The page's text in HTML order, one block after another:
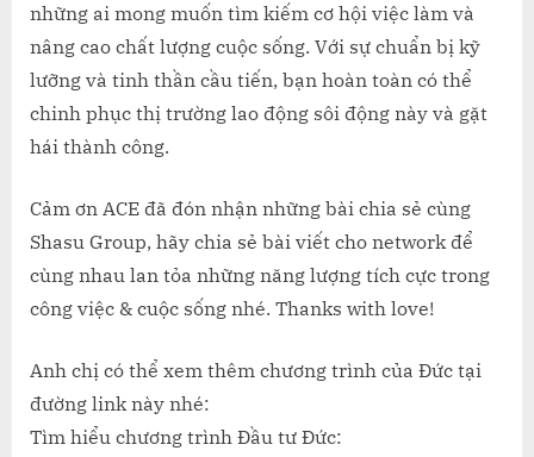
những ai mong muốn tìm kiếm cơ hội việc làm và
nâng cao chất lượng cuộc sống. Với sự chuẩn bị kỹ
lưỡng và tinh thần cầu tiến, bạn hoàn toàn có thể
chinh phục thị trường lao động sôi động này và gặt
hái thành công.
Cảm ơn ACE đã đón nhận những bài chia sẻ cùng
Shasu Group, hãy chia sẻ bài viết cho network để
cùng nhau lan tỏa những năng lượng tích cực trong
công việc & cuộc sống nhé. Thanks with love!
Anh chị có thể xem thêm chương trình của Đức tại
đường link này nhé:
Tìm hiểu chương trình Đầu tư Đức: